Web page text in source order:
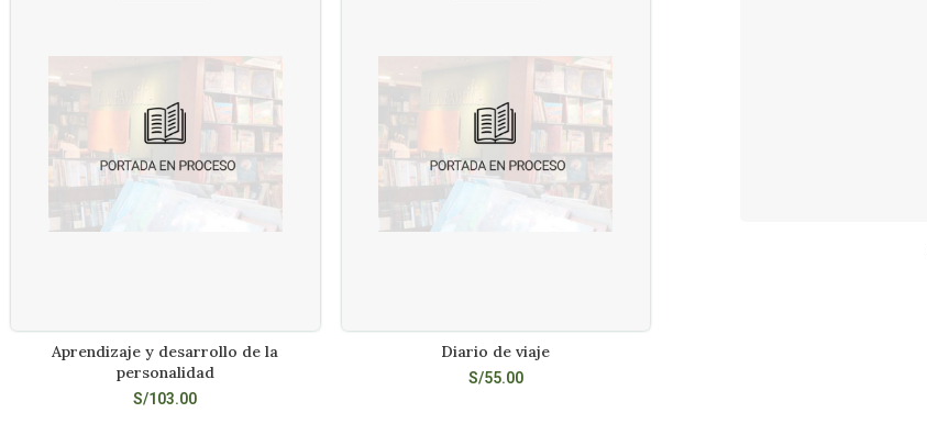
LEER MÁS
Aprendizaje y desarrollo de la
personalidad
S/103.00
LEER MÁS
Diario de viaje
S/55.00